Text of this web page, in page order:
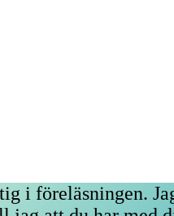
i föreläsningen.